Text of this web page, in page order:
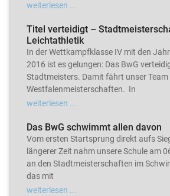
weiterlesen ...
Titel verteidigt –
Leichtathletik
In der Wettkampfklasse IV mit den
2016 ist es gelungen: Das BwG
Stadtmeisters. Damit fährt unser Team
Westfalenmeisterschaften. In
weiterlesen ...
Das BwG schwimmt allen davon
Vom ersten Startsprung direkt aufs
längerer Zeit nahm unsere Schule am
an den Stadtmeisterschaften im
das mit
weiterlesen ...